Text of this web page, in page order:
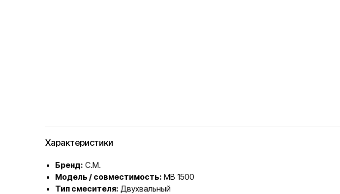
Характеристики
Бренд: C.M.
Модель / совместимость: MB 1500
Тип смесителя: Двухвальный